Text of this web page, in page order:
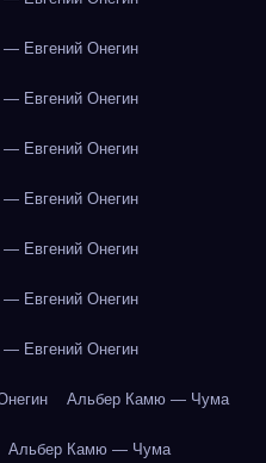
Евгений Онегин
Евгений Онегин
Евгений Онегин
Евгений Онегин
Евгений Онегин
Евгений Онегин
Евгений Онегин
Альбер Камю — Чума
Альбер Камю — Чума